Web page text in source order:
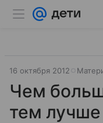
16 октября 2012
Чем
тем лучше